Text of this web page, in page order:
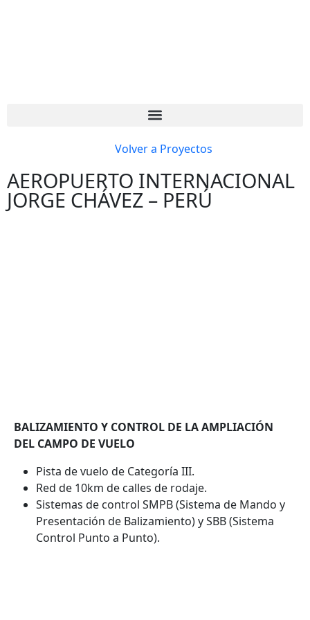
Volver a Proyectos
AEROPUERTO INTERNACIONAL
JORGE CHÁVEZ – PERÚ
BALIZAMIENTO Y CONTROL DE LA AMPLIACIÓN
DEL CAMPO DE VUELO
Pista de vuelo de Categoría III.
Red de 10km de calles de rodaje.
Sistemas de control SMPB (Sistema de Mando y
Presentación de Balizamiento) y SBB (Sistema
Control Punto a Punto).